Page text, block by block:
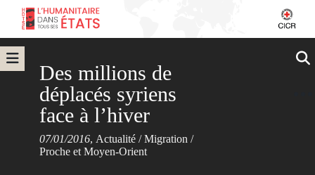
Des millions de
déplacés syriens
face à l’hiver
07/01/2016, Actualité /Migration /
Proche et Moyen-Orient